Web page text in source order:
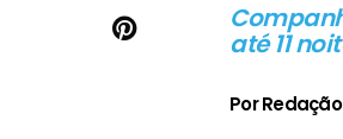
até 11
Por